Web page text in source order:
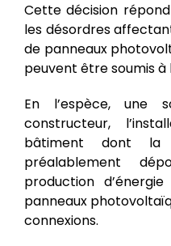
Cette décision
les désordres
de panneaux
peuvent être soumis
En l’espèce,
constructeur,
bâtiment dont la
préalablement
production
panneaux
connexions.